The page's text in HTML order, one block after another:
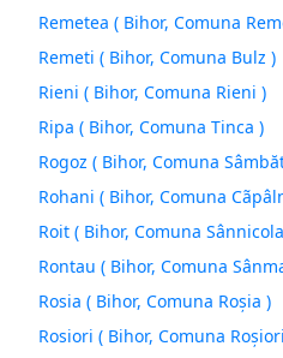
Remetea ( Bihor, Comuna
Remeti ( Bihor, Comuna Bulz )
Rieni ( Bihor, Comuna Rieni )
Ripa ( Bihor, Comuna Tinca )
Rogoz ( Bihor, Comuna
Rohani ( Bihor, Comuna
Roit ( Bihor, Comuna
Rontau ( Bihor, Comuna
Rosia ( Bihor, Comuna Roşia )
Rosiori ( Bihor, Comuna